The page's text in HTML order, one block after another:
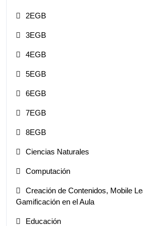
2EGB
3EGB
4EGB
5EGB
6EGB
7EGB
8EGB
Ciencias Naturales
Computación
Creación de Contenidos, Mobile
Gamificación en el Aula
Educación